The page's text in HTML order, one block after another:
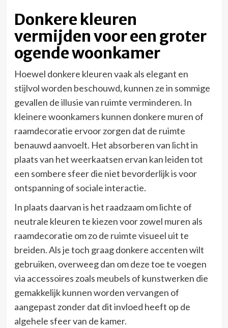
Donkere kleuren
vermijden voor een groter
ogende woonkamer
Hoewel donkere kleuren vaak als elegant en
stijlvol worden beschouwd, kunnen ze in sommige
gevallen de illusie van ruimte verminderen. In
kleinere woonkamers kunnen donkere muren of
raamdecoratie ervoor zorgen dat de ruimte
benauwd aanvoelt. Het absorberen van licht in
plaats van het weerkaatsen ervan kan leiden tot
een sombere sfeer die niet bevorderlijk is voor
ontspanning of sociale interactie.
In plaats daarvan is het raadzaam om lichte of
neutrale kleuren te kiezen voor zowel muren als
raamdecoratie om zo de ruimte visueel uit te
breiden. Als je toch graag donkere accenten wilt
gebruiken, overweeg dan om deze toe te voegen
via accessoires zoals meubels of kunstwerken die
gemakkelijk kunnen worden vervangen of
aangepast zonder dat dit invloed heeft op de
algehele sfeer van de kamer.